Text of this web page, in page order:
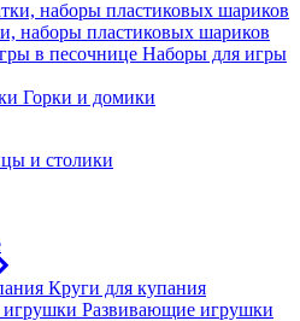
наборы пластиковых шариков
Наборы для игры
Горки и домики
и столики
Круги для купания
Развивающие игрушки